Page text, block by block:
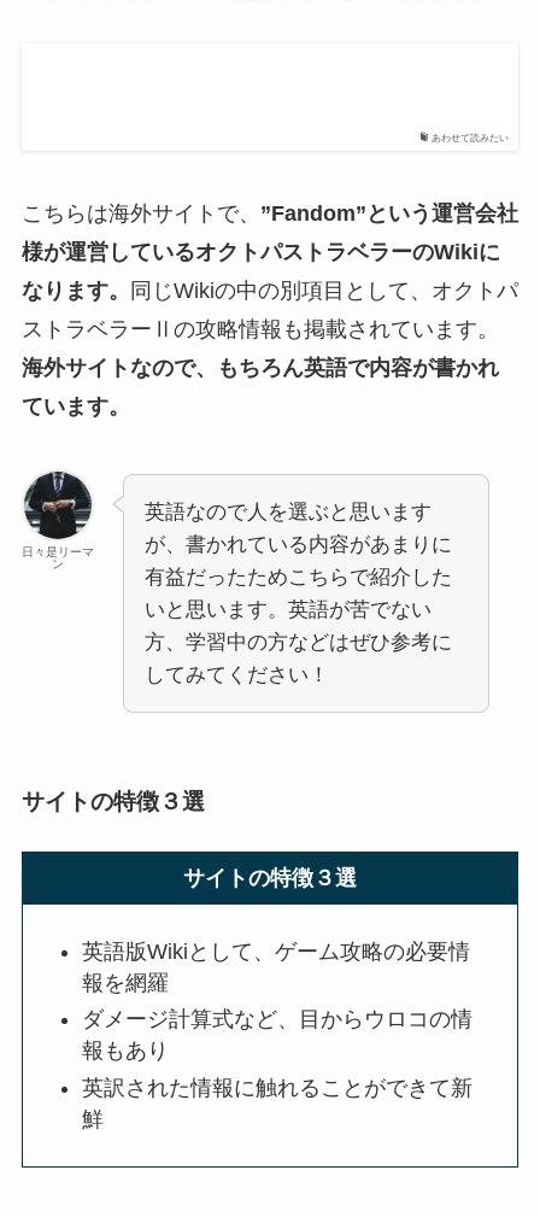
あわせて読みたい
こちらは海外サイトで、 ”Fandom”という運営会社
様が運営しているオクトパストラベラーのWikiに
なります。
同じWikiの中の別項目として、オクトパ
ストラベラーⅡの攻略情報も掲載されています。
海外サイトなので、もちろん英語で内容が書かれ
ています。
日々是リーマ
ン
英語なので人を選ぶと思います
が、書かれている内容があまりに
有益だったためこちらで紹介した
いと思います。英語が苦でない
方、学習中の方などはぜひ参考に
してみてください！
サイトの特徴３選
サイトの特徴３選
英語版Wikiとして、ゲーム攻略の必要情
報を網羅
ダメージ計算式など、目からウロコの情
報もあり
英訳された情報に触れることができて新
鮮